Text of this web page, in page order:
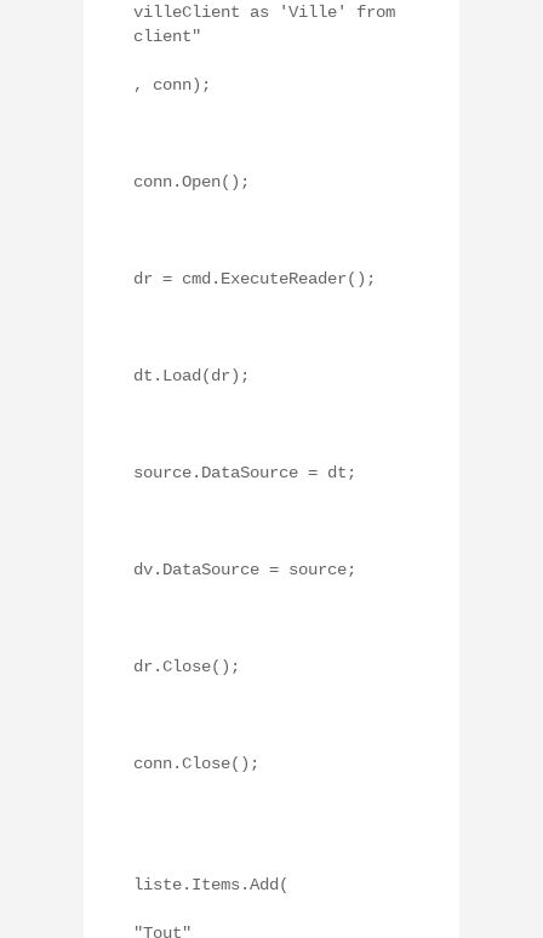
villeClient as 'Ville' from
client"
, conn);
conn.Open();
dr = cmd.ExecuteReader();
dt.Load(dr);
source.DataSource = dt;
dv.DataSource = source;
dr.Close();
conn.Close();
liste.Items.Add(
"Tout"